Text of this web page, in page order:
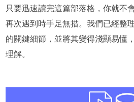
只要迅速讀完這篇部落格，你就不
再次遇到時手足無措。我們已經整
的關鍵細節，並將其變得淺顯易懂
理解。